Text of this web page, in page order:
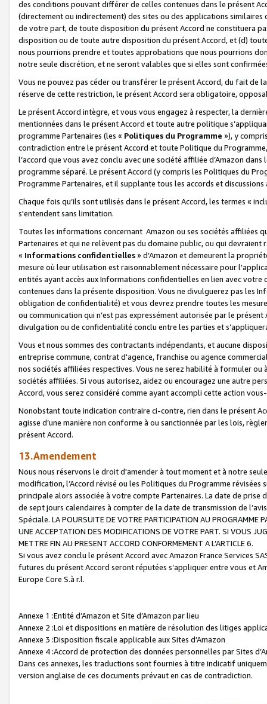
des conditions pouvant différer de celles contenues dans le présent
(directement ou indirectement) des sites ou des applications
de votre part, de toute disposition du présent Accord ne constituera
disposition ou de toute autre disposition du présent Accord, et (d)
nous pourrions prendre et toutes approbations que nous pourrions
notre seule discrétion, et ne seront valables que si elles sont
Vous ne pouvez pas céder ou transférer le présent Accord, du fait de
réserve de cette restriction, le présent Accord sera obligatoire,
Le présent Accord intègre, et vous vous engagez à respecter, la
mentionnées dans le présent Accord et toute autre politique
programme Partenaires (les « Politiques du Programme »), y
contradiction entre le présent Accord et toute Politique du
l’accord que vous avez conclu avec une société affiliée d’Amazon
programme séparé. Le présent Accord (y compris les Politiques du
Programme Partenaires, et il supplante tous les accords et discussions
Chaque fois qu’ils sont utilisés dans le présent Accord, les termes «
s'entendent sans limitation.
Toutes les informations concernant Amazon ou ses sociétés affiliées
Partenaires et qui ne relèvent pas du domaine public, ou qui
« Informations confidentielles» d’Amazon et demeurent la
mesure où leur utilisation est raisonnablement nécessaire pour
entités ayant accès aux Informations confidentielles en lien avec
contenues dans la présente disposition. Vous ne divulguerez pas les
obligation de confidentialité) et vous devrez prendre toutes les
ou communication qui n’est pas expressément autorisée par le
divulgation ou de confidentialité conclu entre les parties et
Vous et nous sommes des contractants indépendants, et aucune
entreprise commune, contrat d'agence, franchise ou agence
nos sociétés affiliées respectives. Vous ne serez habilité à formuler
sociétés affiliées. Si vous autorisez, aidez ou encouragez une autre
Accord, vous serez considéré comme ayant accompli cette action
Nonobstant toute indication contraire ci-contre, rien dans le présent
agisse d’une manière non conforme à ou sanctionnée par les lois,
présent Accord.
13.Amendement
Nous nous réservons le droit d'amender à tout moment et à notre
modification, l’Accord révisé ou les Politiques du Programme
principale alors associée à votre compte Partenaires. La date de
de sept jours calendaires à compter de la date de transmission de
Spéciale. LA POURSUITE DE VOTRE PARTICIPATION AU PROGRAMME
UNE ACCEPTATION DES MODIFICATIONS DE VOTRE PART. SI VOUS
METTRE FIN AU PRESENT ACCORD CONFORMEMENT A L’ARTICLE 6.
Si vous avez conclu le présent Accord avec Amazon France Services
futures du présent Accord seront réputées s’appliquer entre vous et
Europe Core S.à r.l.
Annexe 1 :Entité d’Amazon et Site d’Amazon par lieu
Annexe 2 :Loi et dispositions en matière de résolution des litiges
Annexe 3 :Disposition fiscale applicable aux Sites d’Amazon
Annexe 4 :Accord de protection des données personnelles par Sites
Dans ces annexes, les traductions sont fournies à titre indicatif
version anglaise de ces documents prévaut en cas de contradiction.